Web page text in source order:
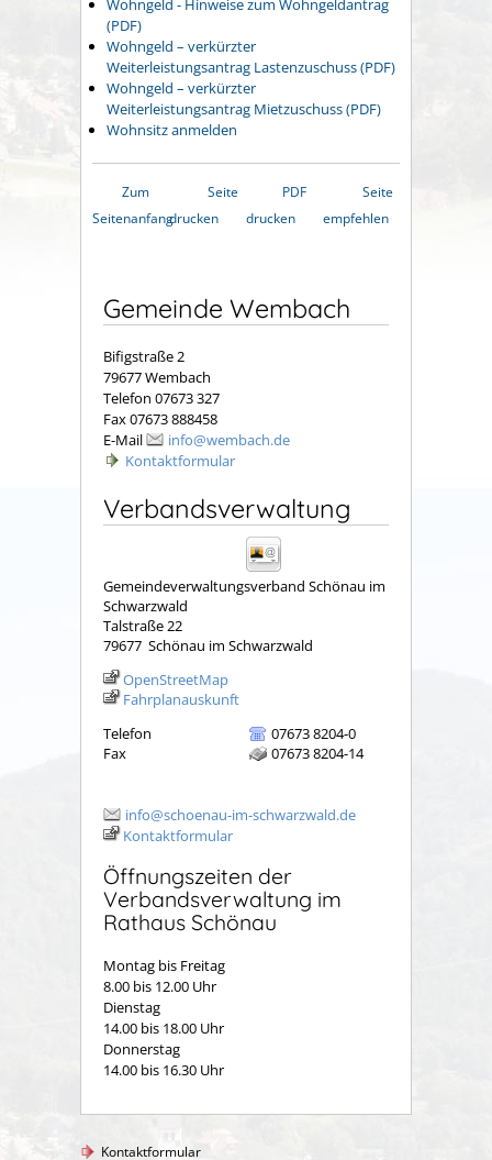
(PDF)
Wohngeld – verkürzter
Weiterleistungsantrag Lastenzuschuss (PDF)
Wohngeld – verkürzter
Weiterleistungsantrag Mietzuschuss (PDF)
Wohnsitz anmelden
Zum
Seitenanfang
Seite
drucken
PDF
drucken
Seite
empfehlen
Gemeinde Wembach
Bifigstraße 2
79677 Wembach
Telefon 07673 327
Fax 07673 888458
E-Mail
info@wembach.de
Kontaktformular
Verbandsverwaltung
Gemeindeverwaltungsverband Schönau im
Schwarzwald
Talstraße 22
79677 Schönau im Schwarzwald
OpenStreetMap
Fahrplanauskunft
Telefon
07673 8204-0
Fax
07673 8204-14
info@schoenau-im-schwarzwald.de
Kontaktformular
Öffnungszeiten der
Verbandsverwaltung im
Rathaus Schönau
Montag bis Freitag
8.00 bis 12.00 Uhr
Dienstag
14.00 bis 18.00 Uhr
Donnerstag
14.00 bis 16.30 Uhr
Kontaktformular